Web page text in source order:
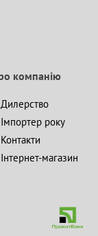
компанію
Дилерство
Імпортер року
Контакти
Інтернет-магазин